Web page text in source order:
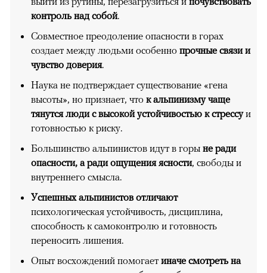
контроль над собой.
Совместное преодоление опасности в горах
создает между людьми особенно прочные связи и
чувство доверия.
Наука не подтверждает существование «гена
высоты», но признает, что к альпинизму чаще
тянутся люди с высокой устойчивостью к стрессуи
готовностью к риску.
Большинство альпинистов идут в горы не ради
опасности, а ради ощущения ясности, свободы и
внутреннего смысла.
Успешных альпинистов отличают
психологическая устойчивость, дисциплина,
способность к самоконтролю и готовность
переносить лишения.
Опыт восхождений помогает иначе смотреть на